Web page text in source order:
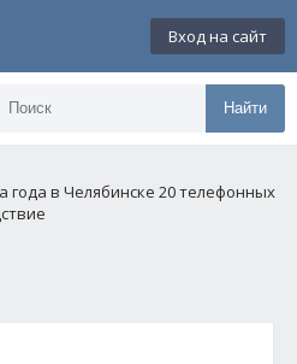
Вход на сайт
Найти
года в Челябинске 20 телефонных